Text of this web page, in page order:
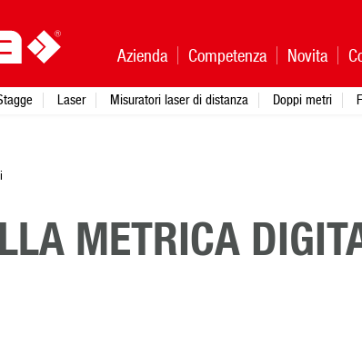
METRICA
Azienda Competenza Novita
Laser Misuratori laser di distanza Doppi metri